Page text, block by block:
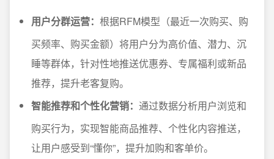
用户分群运营： 根据RFM模型（最近一次购买、购
买频率、购买金额）将用户分为高价值、潜力、沉
睡等群体，针对性地推送优惠券、专属福利或新品
推荐，提升老客复购。
智能推荐和个性化营销： 通过数据分析用户浏览和
购买行为，实现智能商品推荐、个性化内容推送，
让用户感受到“懂你”，提升加购和客单价。